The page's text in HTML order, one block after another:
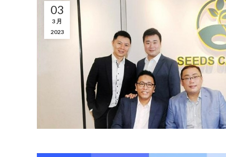
03
3 月
2023